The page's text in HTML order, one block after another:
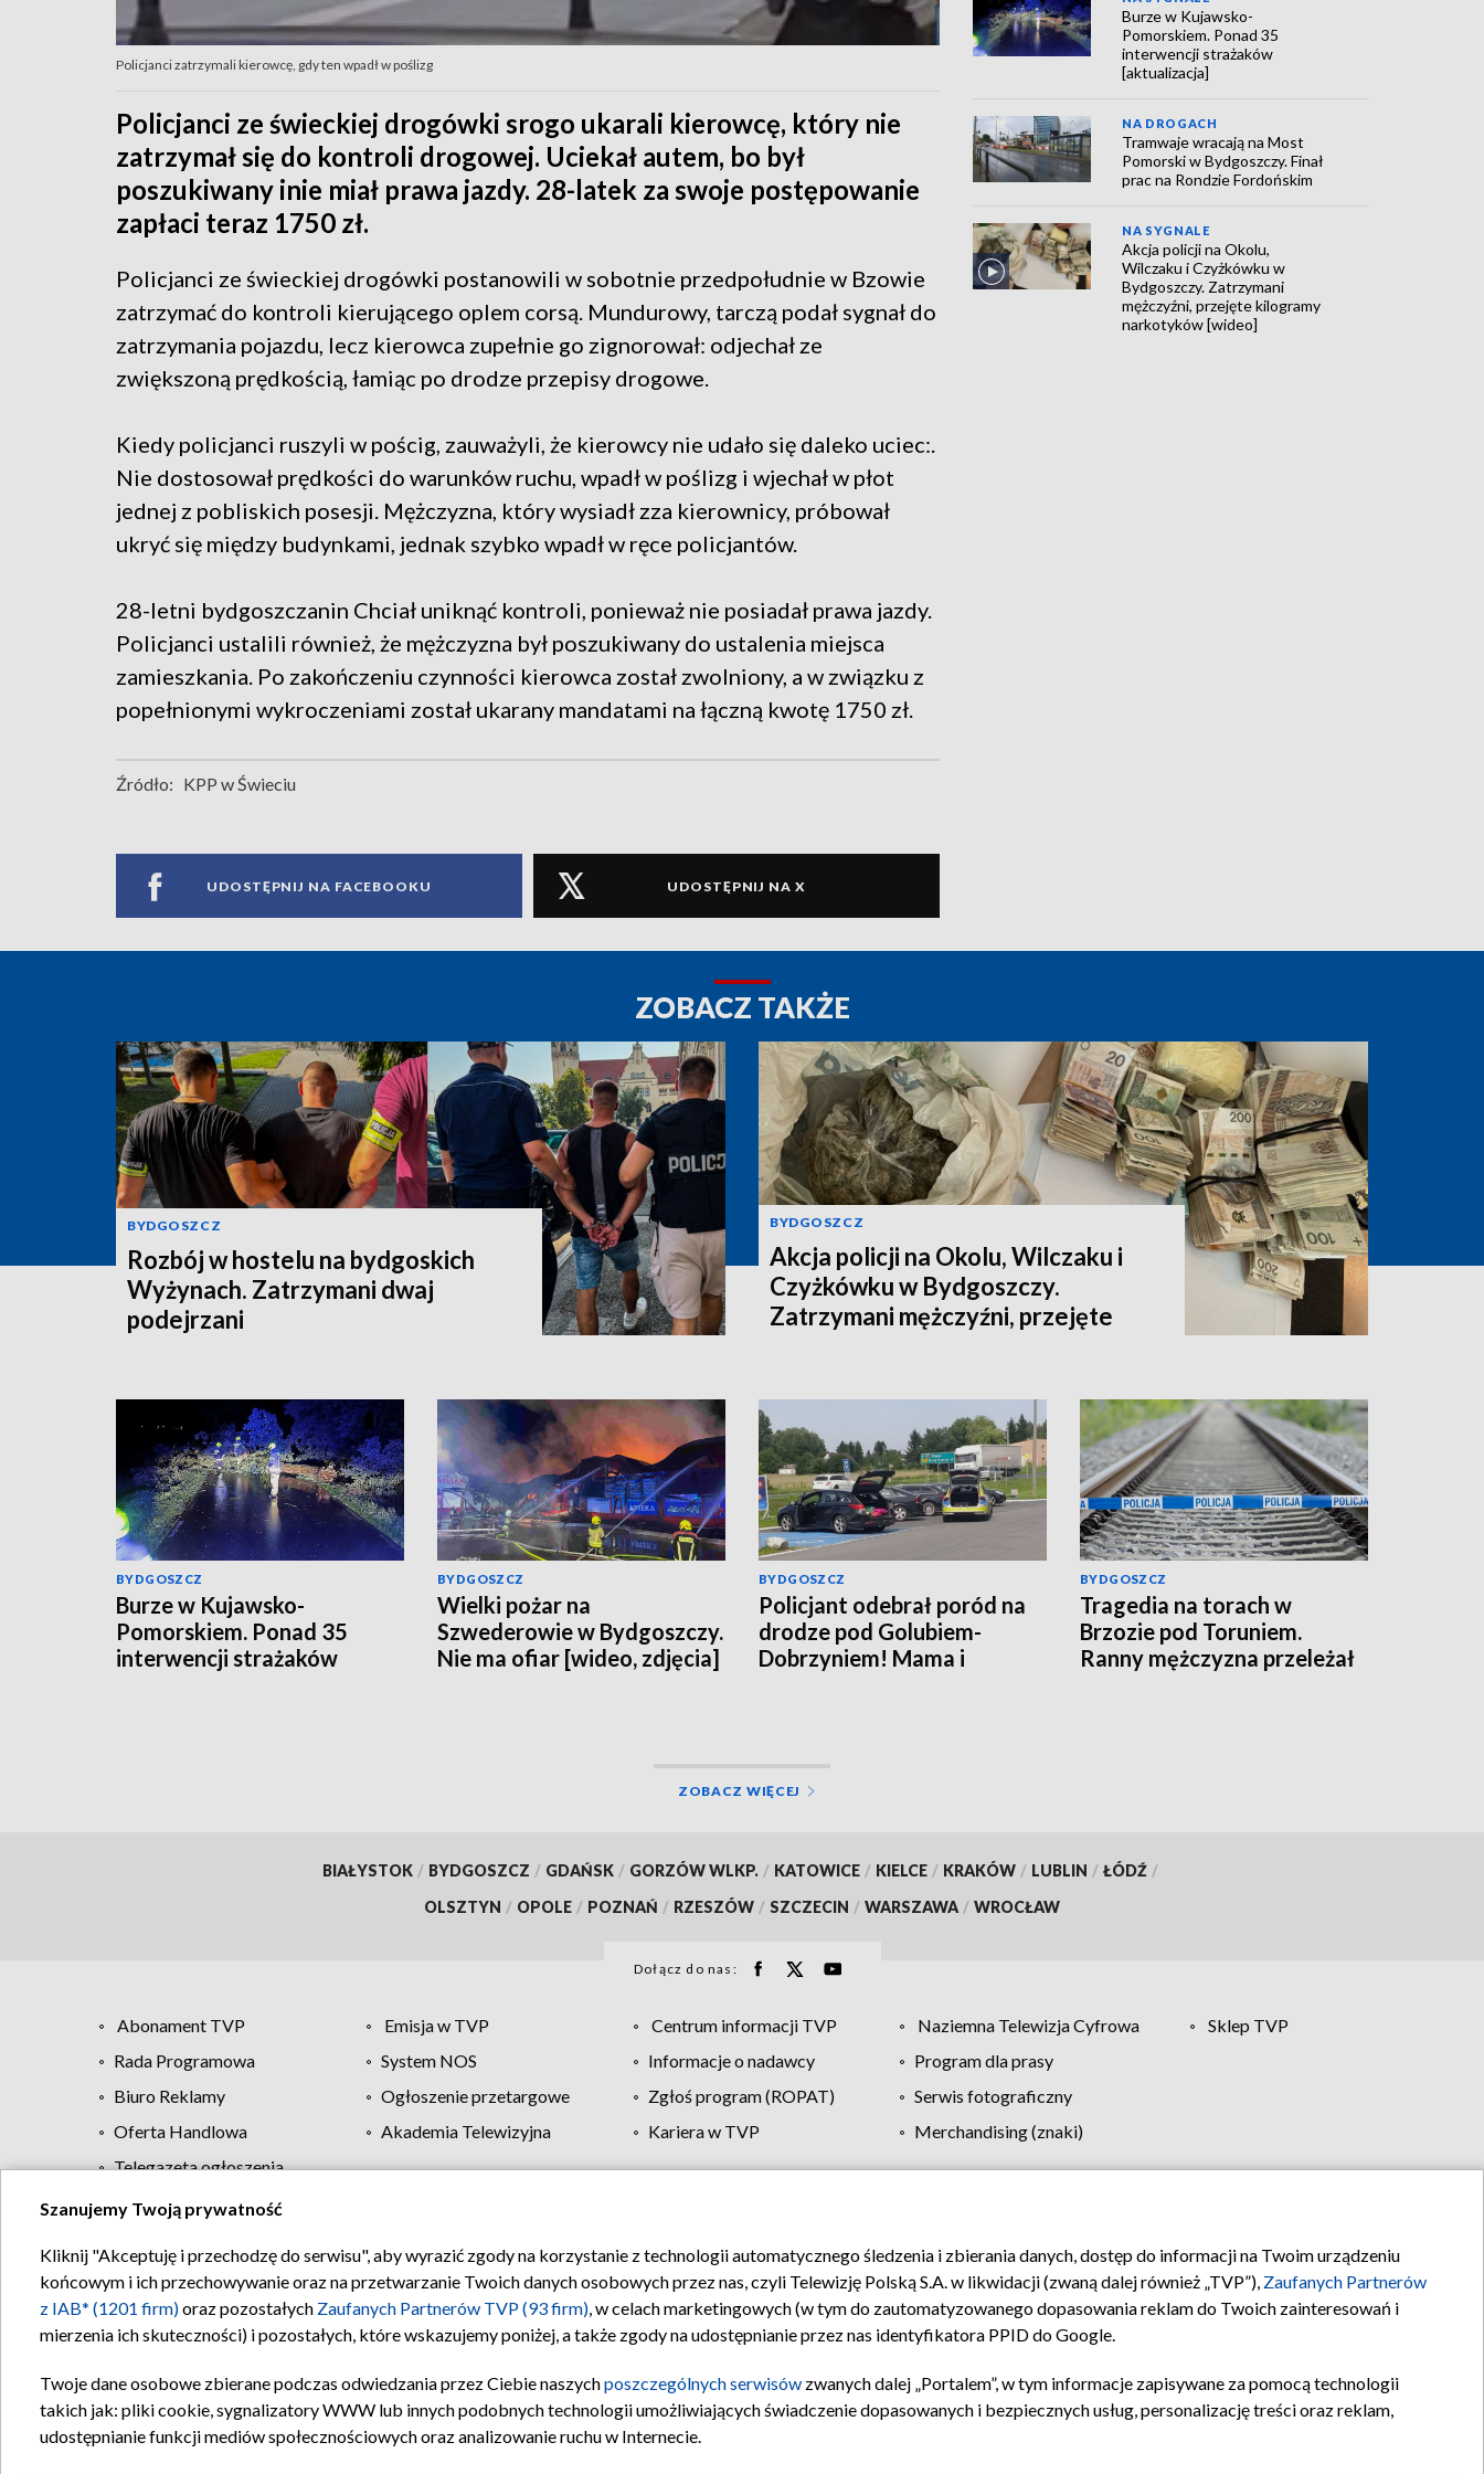
Policjanci zatrzymali kierowcę, gdy ten wpadł w poślizg
Policjanci ze świeckiej drogówki srogo ukarali kierowcę, który nie
zatrzymał się do kontroli drogowej. Uciekał autem, bo był
poszukiwany inie miał prawa jazdy. 28-latek za swoje postępowanie
zapłaci teraz 1750 zł.
Policjanci ze świeckiej drogówki postanowili w sobotnie przedpołudnie w Bzowie
zatrzymać do kontroli kierującego oplem corsą. Mundurowy, tarczą podał sygnał do
zatrzymania pojazdu, lecz kierowca zupełnie go zignorował: odjechał ze
zwiększoną prędkością, łamiąc po drodze przepisy drogowe.
Kiedy policjanci ruszyli w pościg, zauważyli, że kierowcy nie udało się daleko uciec:.
Nie dostosował prędkości do warunków ruchu, wpadł w poślizg i wjechał w płot
jednej z pobliskich posesji. Mężczyzna, który wysiadł zza kierownicy, próbował
ukryć się między budynkami, jednak szybko wpadł w ręce policjantów.
28-letni bydgoszczanin Chciał uniknąć kontroli, ponieważ nie posiadał prawa jazdy.
Policjanci ustalili również, że mężczyzna był poszukiwany do ustalenia miejsca
zamieszkania. Po zakończeniu czynności kierowca został zwolniony, a w związku z
popełnionymi wykroczeniami został ukarany mandatami na łączną kwotę 1750 zł.
Źródło: KPP w Świeciu
UDOSTĘPNIJ NA FACEBOOKU UDOSTĘPNIJ NA X
Burze w Kujawsko-
Pomorskiem. Ponad 35
interwencji strażaków
[aktualizacja]
NA DROGACH
Tramwaje wracają na Most
Pomorski w Bydgoszczy. Finał
prac na Rondzie Fordońskim
NA SYGNALE
Akcja policji na Okolu,
Wilczaku i Czyżkówku w
Bydgoszczy. Zatrzymani
mężczyźni, przejęte kilogramy
narkotyków [wideo]
ZOBACZ TAKŻE
BYDGOSZCZ
Rozbój w hostelu na bydgoskich
Wyżynach. Zatrzymani dwaj
podejrzani
BYDGOSZCZ
Akcja policji na Okolu, Wilczaku i
Czyżkówku w Bydgoszczy.
Zatrzymani mężczyźni, przejęte
BYDGOSZCZ
Burze w Kujawsko-
Pomorskiem. Ponad 35
interwencji strażaków
BYDGOSZCZ
Wielki pożar na
Szwederowie w Bydgoszczy.
Nie ma ofiar [wideo, zdjęcia]
BYDGOSZCZ
Policjant odebrał poród na
drodze pod Golubiem-
Dobrzyniem! Mama i
BYDGOSZCZ
Tragedia na torach w
Brzozie pod Toruniem.
Ranny mężczyzna przeleżał
ZOBACZ WIĘCEJ
BIAŁYSTOK / BYDGOSZCZ / GDAŃSK / GORZÓW WLKP. / KATOWICE / KIELCE / KRAKÓW / LUBLIN / ŁÓDŹ /
OLSZTYN / OPOLE / POZNAŃ / RZESZÓW / SZCZECIN / WARSZAWA / WROCŁAW
Dołącz do nas:
Abonament TVP Emisja w TVP Centrum informacji TVP Naziemna Telewizja Cyfrowa
Sklep TVP
Rada Programowa
System NOS Informacje o nadawcy
Program dla prasy
Biuro Reklamy
Ogłoszenie przetargowe Zgłoś program (ROPAT)
Serwis fotograficzny
Oferta Handlowa
Akademia Telewizyjna Kariera w TVP
Merchandising (znaki)
Telegazeta ogłoszenia
Regulamin TVP Polityka prywatności Moje zgody Pomoc Biuro reklamy Kontakt
Szanujemy Twoją prywatność
Kliknij "Akceptuję i przechodzę do serwisu", aby wyrazić zgody na korzystanie z technologii automatycznego śledzenia i zbierania danych, dostęp do informacji na Twoim urządzeniu
końcowym i ich przechowywanie oraz na przetwarzanie Twoich danych osobowych przez nas, czyli Telewizję Polską S.A. w likwidacji (zwaną dalej również „TVP”), Zaufanych Partnerów
z IAB* (1201 firm)oraz pozostałych Zaufanych Partnerów TVP (93 firm), w celach marketingowych (w tym do zautomatyzowanego dopasowania reklam do Twoich zainteresowań i
mierzenia ich skuteczności) i pozostałych, które wskazujemy poniżej, a także zgody na udostępnianie przez nas identyfikatora PPID do Google.
Twoje dane osobowe zbierane podczas odwiedzania przez Ciebie naszychposzczególnych serwisów zwanych dalej „Portalem”, w tym informacje zapisywane za pomocą technologii
takich jak: pliki cookie, sygnalizatory WWW lub innych podobnych technologii umożliwiających świadczenie dopasowanych i bezpiecznych usług, personalizację treści oraz reklam,
udostępnianie funkcji mediów społecznościowych oraz analizowanie ruchu w Internecie.